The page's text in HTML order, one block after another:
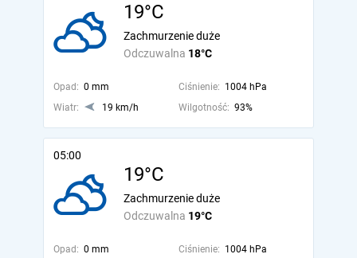
19°C
Odczuwalna 18°C
Zachmurzenie duże
Opad: 0 mm Ciśnienie: 1004 hPa
Wiatr:
19 km/h Wilgotność: 93%
05:00
19°C
Odczuwalna 19°C
Zachmurzenie duże
Opad: 0 mm Ciśnienie: 1004 hPa